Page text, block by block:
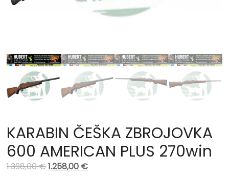
KARABIN ČEŠKA ZBROJOVKA
600 AMERICAN PLUS 270win
1.398,00€1.258,00 €